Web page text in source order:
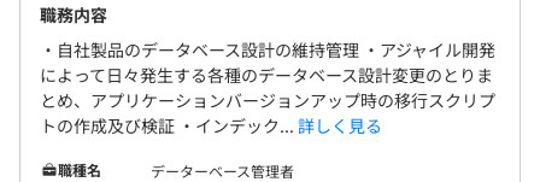
職務内容
・自社製品のデータベース設計の維持管理 ・アジャイル開発
によって日々発生する各種のデータベース設計変更のとりま
とめ、アプリケーションバージョンアップ時の移行スクリプ
トの作成及び検証 ・インデック... 詳しく見る
職種名
データーベース管理者